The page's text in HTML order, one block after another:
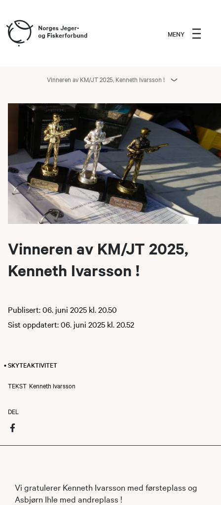
MENY
Vinneren av KM/JT 2025, Kenneth Ivarsson !
Vinneren av KM/JT 2025,
Kenneth Ivarsson !
Publisert: 06. juni 2025 kl. 20.50
Sist oppdatert: 06. juni 2025 kl. 20.52
• SKYTEAKTIVITET
TEKST Kenneth Ivarsson
DEL
Vi gratulerer Kenneth Ivarsson med førsteplass og
Asbjørn Ihle med andreplass !